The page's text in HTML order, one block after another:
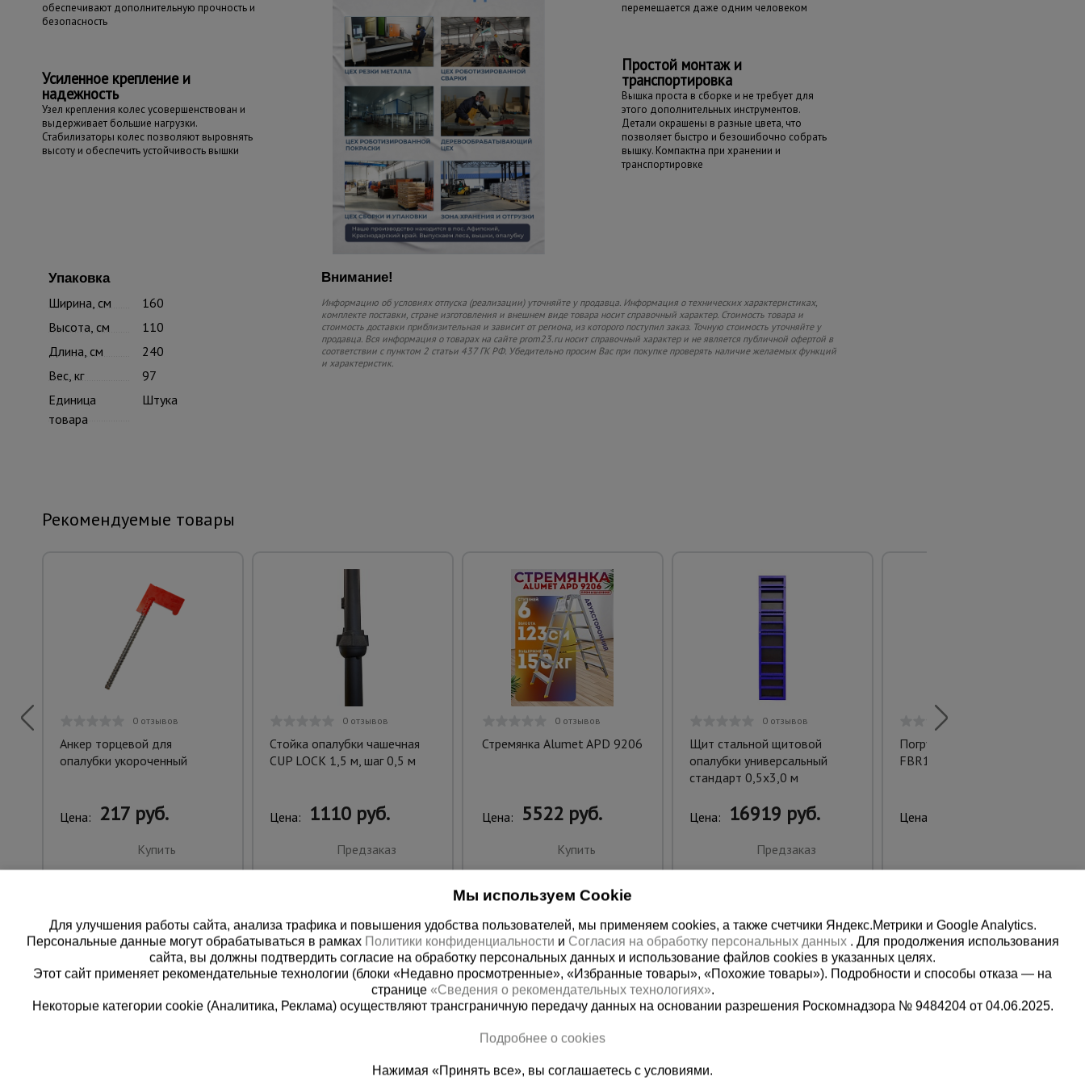
обеспечивают дополнительную прочность и
безопасность
Усиленное крепление и
надежность
Узел крепления колес усовершенствован и
выдерживает большие нагрузки.
Стабилизаторы колес позволяют выровнять
высоту и обеспечить устойчивость вышки
перемещается даже одним человеком
Простой монтаж и
транспортировка
Вышка проста в сборке и не требует для
этого дополнительных инструментов.
Детали окрашены в разные цвета, что
позволяет быстро и безошибочно собрать
вышку. Компактна при хранении и
транспортировке
Упаковка
Ширина, см
160
Высота, см
110
Длина, см
240
Вес, кг
97
Единица
товара
Штука
Внимание!
Информацию об условиях отпуска (реализации) уточняйте у продавца. Информация о технических характеристиках,
комплекте поставки, стране изготовления и внешнем виде товара носит справочный характер. Стоимость товара и
стоимость доставки приблизительная и зависит от региона, из которого поступил заказ. Точную стоимость уточняйте у
продавца. Вся информация о товарах на сайте prom23.ru носит справочный характер и не является публичной офертой в
соответствии с пунктом 2 статьи 437 ГК РФ. Убедительно просим Вас при покупке проверять наличие желаемых функций
и характеристик.
Рекомендуемые товары
0 отзывов
Анкер торцевой для
опалубки укороченный
Цена: 217 руб.
Купить
0 отзывов
Стойка опалубки чашечная
CUP LOCK 1,5 м, шаг 0,5 м
Цена: 1110 руб.
Предзаказ
0 отзывов
Стремянка Alumet APD 9206
Цена: 5522 руб.
Купить
0 отзывов
Щит стальной щитовой
опалубки универсальный
стандарт 0,5x3,0 м
Цена: 16919 руб.
Предзаказ
Погрузчик вилочный
FBR10Li-ion электрический
Цена:
8 (800) 200-25-90 +994 55 388 22 82
Мы используем Cookie
Для улучшения работы сайта, анализа трафика и повышения удобства пользователей, мы применяем cookies, а также счетчики Яндекс.Метрики и Google Analytics.
Персональные данные могут обрабатываться в рамках Политики конфиденциальности и Согласия на обработку персональных данных . Для продолжения использования
сайта, вы должны подтвердить согласие на обработку персональных данных и использование файлов cookies в указанных целях.
Этот сайт применяет рекомендательные технологии (блоки «Недавно просмотренные», «Избранные товары», «Похожие товары»). Подробности и способы отказа — на
странице «Сведения о рекомендательных технологиях».
Некоторые категории cookie (Аналитика, Реклама) осуществляют трансграничную передачу данных на основании разрешения Роскомнадзора № 9484204 от 04.06.2025.
Подробнее о cookies
Нажимая «Принять все», вы соглашаетесь с условиями.